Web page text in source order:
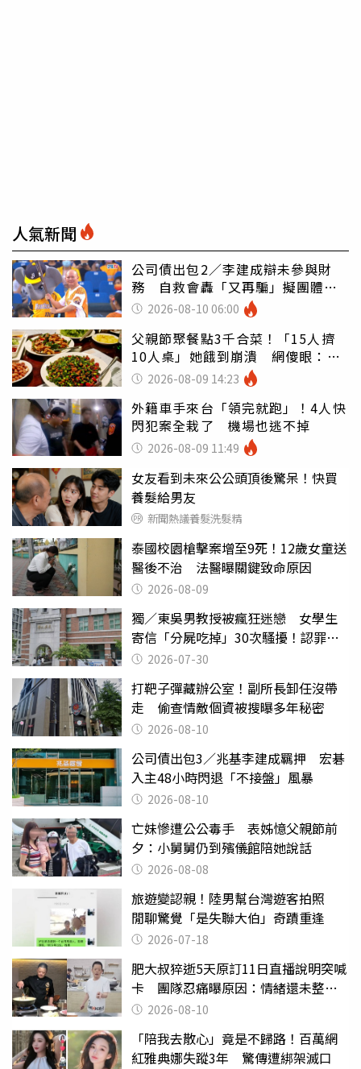
人氣新聞
公司債出包2／李建成辯未參與財
務 自救會轟「又再騙」擬團體訴
訟 2026-08-10 06:00
父親節聚餐點3千合菜！「15人擠
10人桌」她餓到崩潰 網傻眼：讓
店家看笑話
2026-08-09 14:23
外籍車手來台「領完就跑」！4人快
閃犯案全栽了 機場也逃不掉
2026-08-09 11:49
女友看到未來公公頭頂後驚呆！快買
養髮給男友
新聞熱議養髮洗髮精
泰國校園槍擊案增至9死！12歲女童送
醫後不治 法醫曝關鍵致命原因
2026-08-09
獨／東吳男教授被瘋狂迷戀 女學生
寄信「分屍吃掉」30次騷擾！認罪免
關 2026-07-30
打靶子彈藏辦公室！副所長卸任沒帶
走 偷查情敵個資被搜曝多年秘密
2026-08-10
公司債出包3／兆基李建成羈押 宏碁
入主48小時閃退「不接盤」風暴
2026-08-10
亡妹慘遭公公毒手 表姊憶父親節前
夕：小舅舅仍到殯儀館陪她說話
2026-08-08
旅遊變認親！陸男幫台灣遊客拍照
閒聊驚覺「是失聯大伯」奇蹟重逢
2026-07-18
肥大叔猝逝5天原訂11日直播說明突喊
卡 團隊忍痛曝原因：情緒還未整理
好 2026-08-10
「陪我去散心」竟是不歸路！百萬網
紅雅典娜失蹤3年 驚傳遭綁架滅口